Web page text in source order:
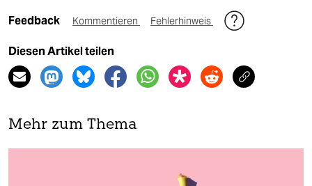
Feedback Kommentieren Fehlerhinweis
Diesen Artikel teilen
Mehr zum Thema